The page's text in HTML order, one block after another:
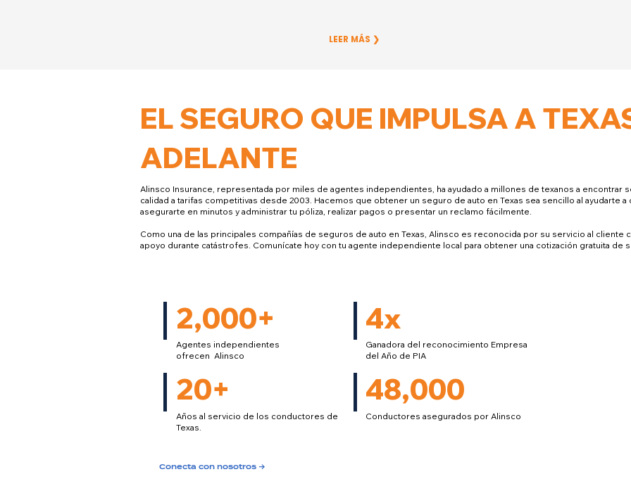
LEER MÁS ❯
EL SEGURO QUE IMPULSA A
ADELANTE
Alinsco Insurance, representada por miles de agentes independientes, ha ayudado a millones de texanos a encontrar
calidad a tarifas competitivas desde 2003. Hacemos que obtener un seguro de auto en Texas sea sencillo al ayudarte
asegurarte en minutos y administrar tu póliza, realizar pagos o presentar un reclamo fácilmente.
Como una de las principales compañías de seguros de auto en Texas, Alinsco es reconocida por su servicio al
apoyo durante catástrofes. Comunícate hoy con tu agente independiente local para obtener una cotización gratuita de
2,000+
Agentes independientes
ofrecen Alinsco
4x
Ganadora del reconocimiento Empresa
del Año de PIA
20+
Años al servicio de los conductores de
Texas.
48,000
Conductores asegurados por Alinsco
Conecta con nosotros →